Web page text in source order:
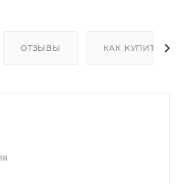
ОТЗЫВЫ КАК КУПИТЬ